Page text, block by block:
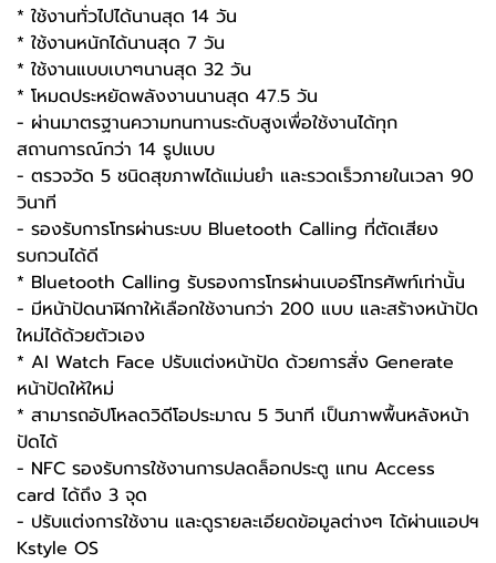
* ใช้งานทั่วไปได้นานสุด 14 วัน
* ใช้งานหนักได้นานสุด 7 วัน
* ใช้งานแบบเบาๆนานสุด 32 วัน
* โหมดประหยัดพลังงานนานสุด 47.5 วัน
- ผ่านมาตรฐานความทนทานระดับสูงเพื่อใช้งานได้ทุก
สถานการณ์กว่า 14 รูปแบบ
- ตรวจวัด 5 ชนิดสุขภาพได้แม่นยำ และรวดเร็วภายในเวลา 90
วินาที
- รองรับการโทรผ่านระบบ Bluetooth Calling ที่ตัดเสียง
รบกวนได้ดี
* Bluetooth Calling รับรองการโทรผ่านเบอร์โทรศัพท์เท่านั้น
- มีหน้าปัดนาฬิกาให้เลือกใช้งานกว่า 200 แบบ และสร้างหน้าปัด
ใหม่ได้ด้วยตัวเอง
* AI Watch Face ปรับแต่งหน้าปัด ด้วยการสั่ง Generate
หน้าปัดให้ใหม่
* สามารถอัปโหลดวิดีโอประมาณ 5 วินาที เป็นภาพพื้นหลังหน้า
ปัดได้
- NFC รองรับการใช้งานการปลดล็อกประตู แทน Access
card ได้ถึง 3 จุด
- ปรับแต่งการใช้งาน และดูรายละเอียดข้อมูลต่างๆ ได้ผ่านแอปฯ
Kstyle OS